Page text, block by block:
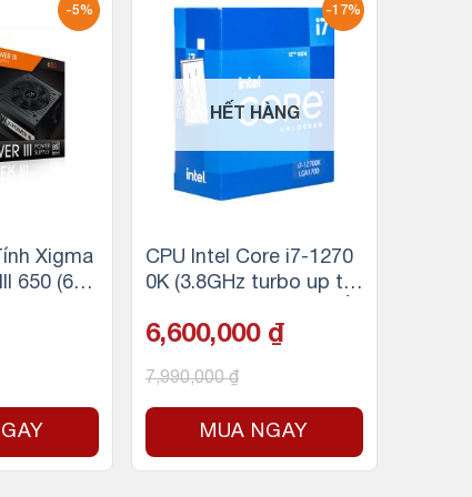
-5%
Xigma
650 (600
-17%
HẾT HÀNG
CPU Intel Core i7-1270
0K (3.8GHz turbo up to
g, 25MB Cache, 125W)
0/Alder Lake)
6,600,000 ₫
7,990,000₫
MUA NGAY